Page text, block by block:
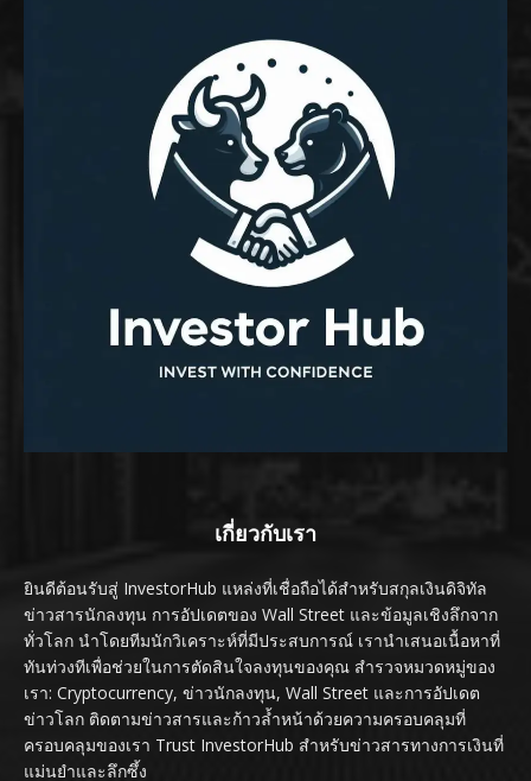
เกี่ยวกับเรา
ยินดีต้อนรับสู่ InvestorHub แหล่งที่เชื่อถือได้สำหรับสกุลเงินดิจิทัล
ข่าวสารนักลงทุน การอัปเดตของ Wall Street และข้อมูลเชิงลึกจาก
ทั่วโลก นำโดยทีมนักวิเคราะห์ที่มีประสบการณ์ เรานำเสนอเนื้อหาที่
ทันท่วงทีเพื่อช่วยในการตัดสินใจลงทุนของคุณ สำรวจหมวดหมู่ของ
เรา: Cryptocurrency, ข่าวนักลงทุน, Wall Street และการอัปเดต
ข่าวโลก ติดตามข่าวสารและก้าวล้ำหน้าด้วยความครอบคลุมที่
ครอบคลุมของเรา Trust InvestorHub สำหรับข่าวสารทางการเงินที่
แม่นยำและลึกซึ้ง